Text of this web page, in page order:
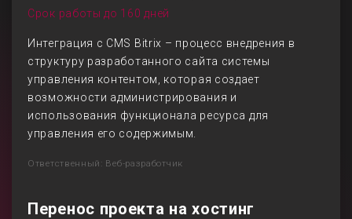
Срок работы до 160 дней
Интеграция с CMS Bitrix – процесс внедрения в
структуру разработанного сайта системы
управления контентом, которая создает
возможности администрирования и
использования функционала ресурса для
управления его содержимым.
Ответственный: Веб-разработчик
Перенос проекта на хостинг